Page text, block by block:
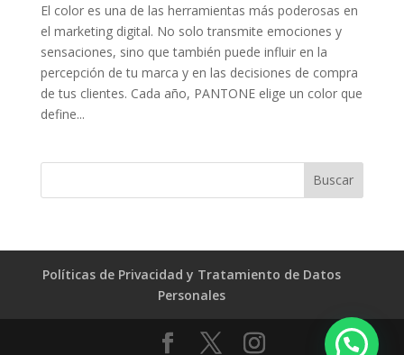
El color es una de las herramientas más poderosas en
el marketing digital. No solo transmite emociones y
sensaciones, sino que también puede influir en la
percepción de tu marca y en las decisiones de compra
de tus clientes. Cada año, PANTONE elige un color que
define...
Políticas de Privacidad y Tratamiento de Datos
Personales